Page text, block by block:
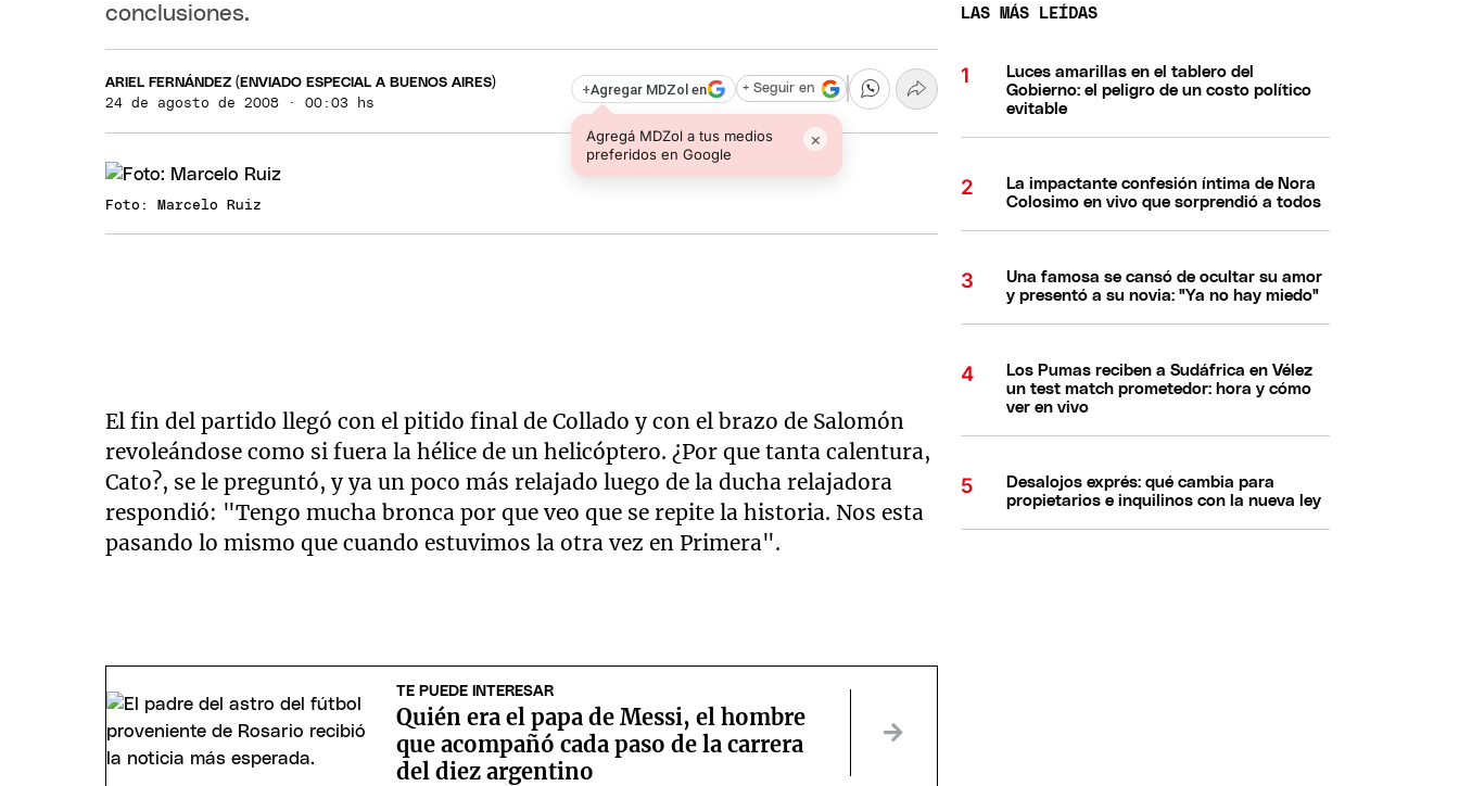
conclusiones.
ARIEL FERNÁNDEZ (ENVIADO ESPECIAL A BUENOS AIRES)
24 de agosto de 2008 · 00:03 hs
+Agregar MDZol en
Agregá MDZol a tus medios
preferidos en Google
×
+ Seguir en
Foto: Marcelo Ruiz
El fin del partido llegó con el pitido final de Collado y con el brazo de Salomón
revoleándose como si fuera la hélice de un helicóptero. ¿Por que tanta calentura,
Cato?, se le preguntó, y ya un poco más relajado luego de la ducha relajadora
respondió: "Tengo mucha bronca por que veo que se repite la historia. Nos esta
pasando lo mismo que cuando estuvimos la otra vez en Primera".
TE PUEDE INTERESAR
Quién era el papa de Messi, el hombre
que acompañó cada paso de la carrera
del diez argentino
LAS MÁS LEÍDAS
Luces amarillas en el tablero del
Gobierno: el peligro de un costo político
evitable
La impactante confesión íntima de Nora
Colosimo en vivo que sorprendió a todos
Una famosa se cansó de ocultar su amor
y presentó a su novia: "Ya no hay miedo"
Los Pumas reciben a Sudáfrica en Vélez
un test match prometedor: hora y cómo
ver en vivo
Desalojos exprés: qué cambia para
propietarios e inquilinos con la nueva ley